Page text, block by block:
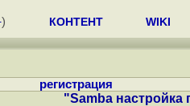
) КОНТЕНТ WIKI
регистрация
"Samba настройка